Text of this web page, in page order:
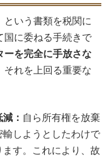
という書類を税関に
に委ねる手続きで
ーを完全に手放さな
それを上回る重要な
： 自ら所有権を放棄
しようとしたわけで
す。これにより、故